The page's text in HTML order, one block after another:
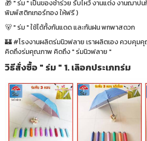
🎁 " ร่ม " เป็นของชำร่วย รับไหว้ งานแต่ง งานฌาป
พิมพ์สติกเกอร์ทอง ให้ฟรี )
🐻 " ร่ม " ใช้ได้ทั้งกันแดด และกันฝน พกพาสดวก
🏰 #โรงงานผลิตร่มนิวฟลาย เราผลิตเอง ควบคุม
คิดถึงร่มคุณภาพ คิดถึง " ร่มนิวฟลาย "
วิธีสั่งซื้อ " ร่ม " 1. เลิอกประเภทร่ม